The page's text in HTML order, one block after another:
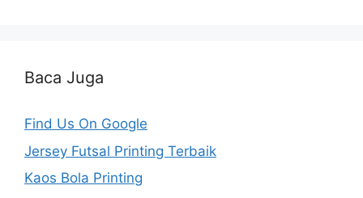
Baca Juga
Find Us On Google
Jersey Futsal Printing Terbaik
Kaos Bola Printing